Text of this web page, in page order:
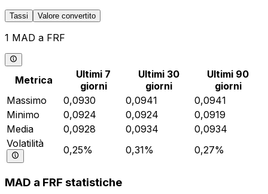
Tassi Valore convertito
1 MAD a FRF
Metrica
Ultimi 7
giorni
Ultimi 30
giorni
Ultimi 90
giorni
Massimo
0,0930 0,0941
0,0941
Minimo
0,0924 0,0924
0,0919
Media
0,0928 0,0934
0,0934
Volatilità
0,25% 0,31% 0,27%
MAD a FRF statistiche